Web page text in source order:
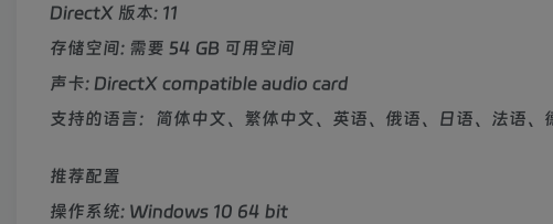
DirectX 版本: 11
存储空间: 需要 54 GB 可用空间
声卡: DirectX compatible audio card
支持的语言：简体中文、繁体中文、英语、俄语、日语、法语
推荐配置
操作系统: Windows 10 64 bit